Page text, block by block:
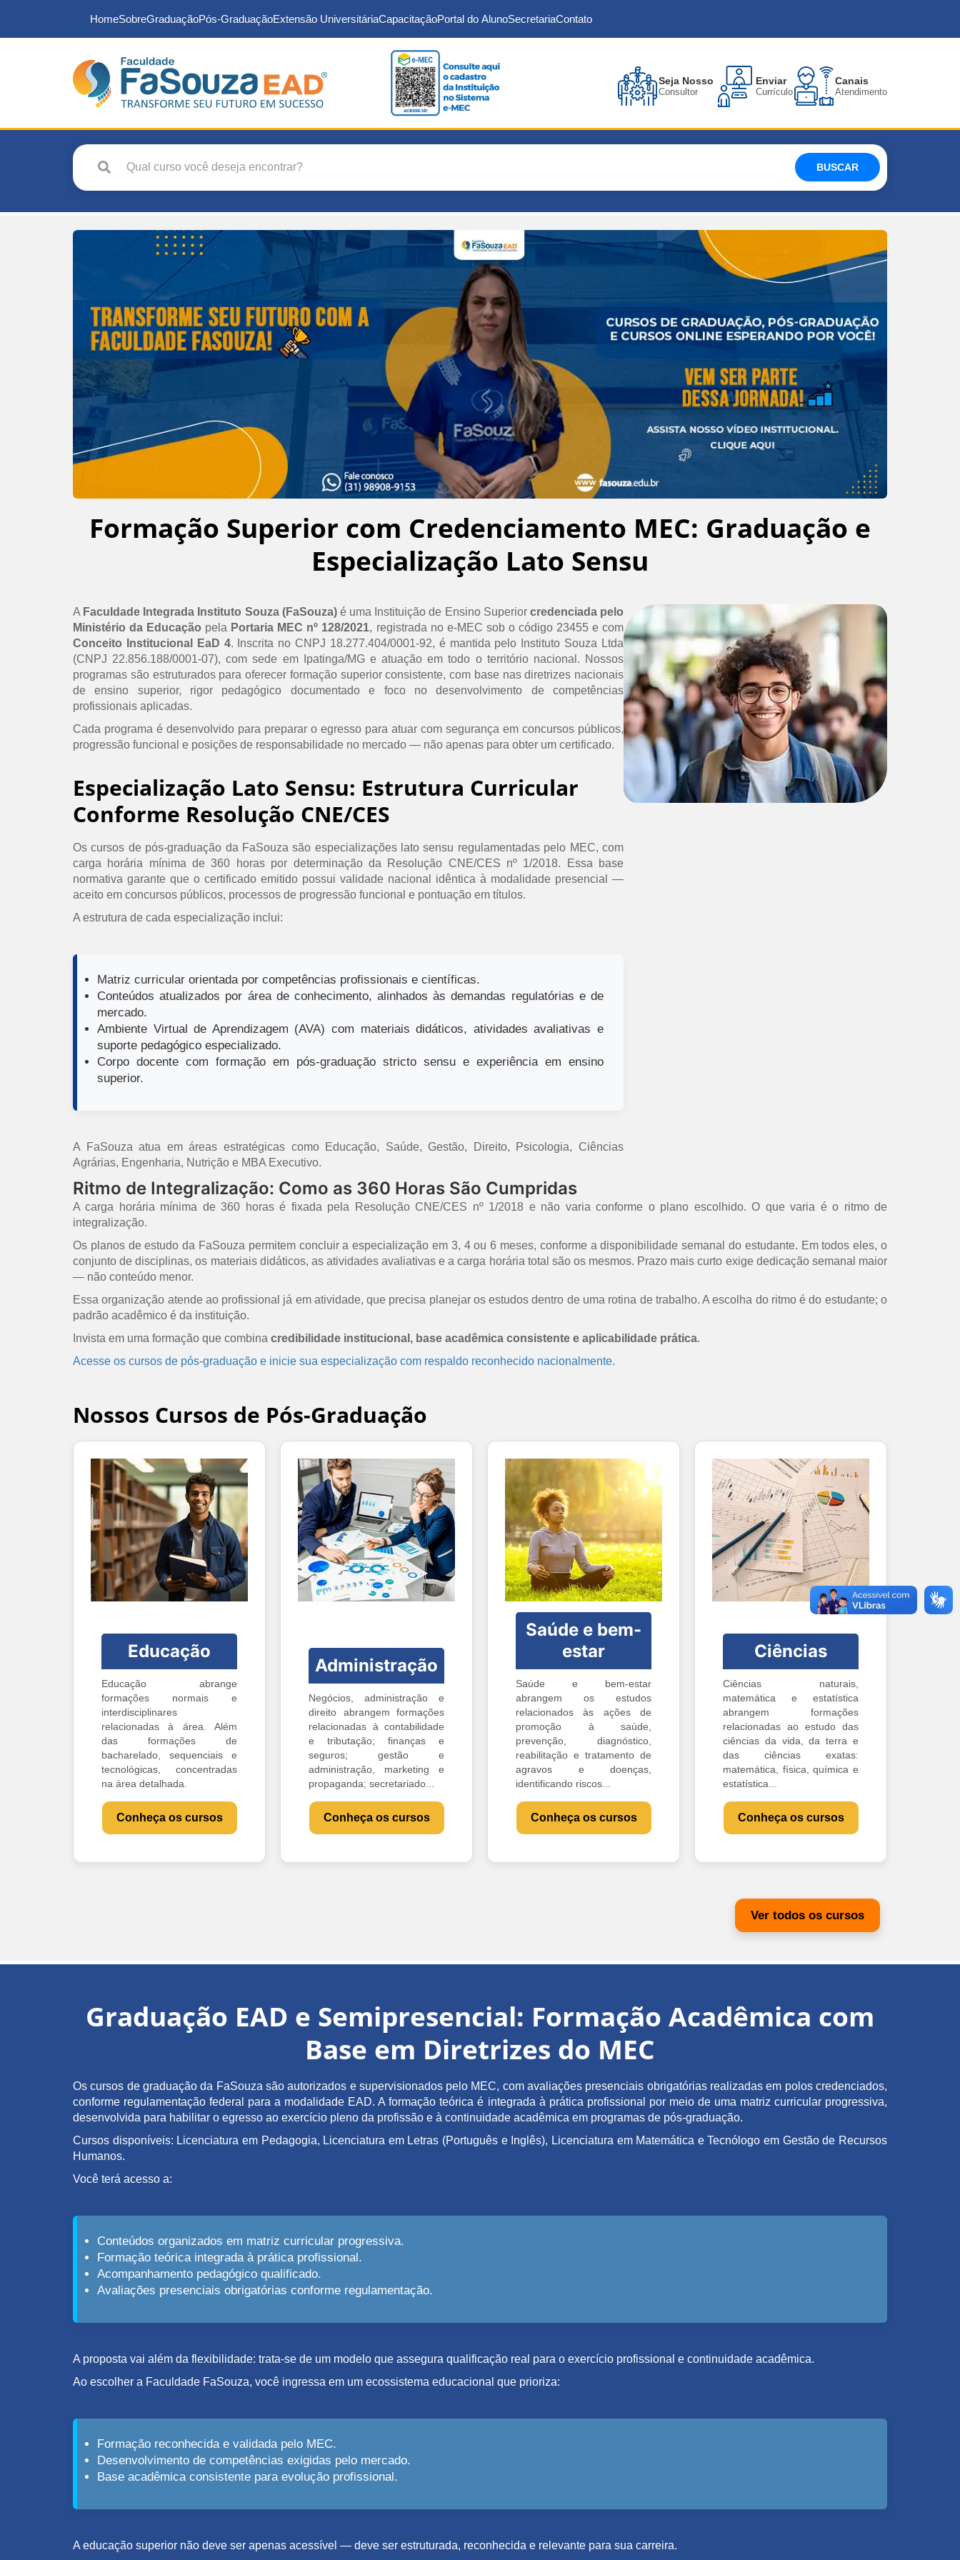
HomeSobreGraduaçãoPós-GraduaçãoExtensão UniversitáriaCapacitaçãoPortal do AlunoSecretariaContato
Seja Nosso
Consultor
Enviar
Currículo
Canais
Atendimento
BUSCAR
Formação Superior com Credenciamento MEC: Graduação e
Especialização Lato Sensu
A Faculdade Integrada Instituto Souza (FaSouza)é uma Instituição de Ensino Superior credenciada pelo
Ministério da Educação pela Portaria MEC nº 128/2021, registrada no e-MEC sob o código 23455 e com
Conceito Institucional EaD 4. Inscrita no CNPJ 18.277.404/0001-92, é mantida pelo Instituto Souza Ltda
(CNPJ 22.856.188/0001-07), com sede em Ipatinga/MG e atuação em todo o território nacional. Nossos
programas são estruturados para oferecer formação superior consistente, com base nas diretrizes nacionais
de ensino superior, rigor pedagógico documentado e foco no desenvolvimento de competências
profissionais aplicadas.
Cada programa é desenvolvido para preparar o egresso para atuar com segurança em concursos públicos,
progressão funcional e posições de responsabilidade no mercado — não apenas para obter um certificado.
Especialização Lato Sensu: Estrutura Curricular
Conforme Resolução CNE/CES
Os cursos de pós-graduação da FaSouza são especializações lato sensu regulamentadas pelo MEC, com
carga horária mínima de 360 horas por determinação da Resolução CNE/CES nº 1/2018. Essa base
normativa garante que o certificado emitido possui validade nacional idêntica à modalidade presencial —
aceito em concursos públicos, processos de progressão funcional e pontuação em títulos.
A estrutura de cada especialização inclui:
Matriz curricular orientada por competências profissionais e científicas.
Conteúdos atualizados por área de conhecimento, alinhados às demandas regulatórias e de
mercado.
Ambiente Virtual de Aprendizagem (AVA) com materiais didáticos, atividades avaliativas e
suporte pedagógico especializado.
Corpo docente com formação em pós-graduação stricto sensu e experiência em ensino
superior.
A FaSouza atua em áreas estratégicas como Educação, Saúde, Gestão, Direito, Psicologia, Ciências
Agrárias, Engenharia, Nutrição e MBA Executivo.
Ritmo de Integralização: Como as 360 Horas São Cumpridas
A carga horária mínima de 360 horas é fixada pela Resolução CNE/CES nº 1/2018 e não varia conforme o plano escolhido. O que varia é o ritmo de
integralização.
Os planos de estudo da FaSouza permitem concluir a especialização em 3, 4 ou 6 meses, conforme a disponibilidade semanal do estudante. Em todos eles, o
conjunto de disciplinas, os materiais didáticos, as atividades avaliativas e a carga horária total são os mesmos. Prazo mais curto exige dedicação semanal maior
— não conteúdo menor.
Essa organização atende ao profissional já em atividade, que precisa planejar os estudos dentro de uma rotina de trabalho. A escolha do ritmo é do estudante; o
padrão acadêmico é da instituição.
Invista em uma formação que combina credibilidade institucional, base acadêmica consistente e aplicabilidade prática.
Acesse os cursos de pós-graduação e inicie sua especialização com respaldo reconhecido nacionalmente.
Nossos Cursos de Pós-Graduação
Educação
Educação abrange
formações normais e
interdisciplinares
relacionadas à área. Além
das formações de
bacharelado, sequenciais e
tecnológicas, concentradas
na área detalhada.
Conheça os cursos
Administração
Negócios, administração e
direito abrangem formações
relacionadas à contabilidade
e tributação; finanças e
seguros; gestão e
administração, marketing e
propaganda; secretariado...
Conheça os cursos
Saúde e bem-
estar
Saúde e bem-estar
abrangem os estudos
relacionados às ações de
promoção à saúde,
prevenção, diagnóstico,
reabilitação e tratamento de
agravos e doenças,
identificando riscos...
Conheça os cursos
Ciências
Ciências naturais,
matemática e estatística
abrangem formações
relacionadas ao estudo das
ciências da vida, da terra e
das ciências exatas:
matemática, física, química e
estatística...
Conheça os cursos
Ver todos os cursos
Graduação EAD e Semipresencial: Formação Acadêmica com
Base em Diretrizes do MEC
Os cursos de graduação da FaSouza são autorizados e supervisionados pelo MEC, com avaliações presenciais obrigatórias realizadas em polos credenciados,
conforme regulamentação federal para a modalidade EAD. A formação teórica é integrada à prática profissional por meio de uma matriz curricular progressiva,
desenvolvida para habilitar o egresso ao exercício pleno da profissão e à continuidade acadêmica em programas de pós-graduação.
Cursos disponíveis: Licenciatura em Pedagogia, Licenciatura em Letras (Português e Inglês), Licenciatura em Matemática e Tecnólogo em Gestão de Recursos
Humanos.
Você terá acesso a:
Conteúdos organizados em matriz curricular progressiva.
Formação teórica integrada à prática profissional.
Acompanhamento pedagógico qualificado.
Avaliações presenciais obrigatórias conforme regulamentação.
A proposta vai além da flexibilidade: trata-se de um modelo que assegura qualificação real para o exercício profissional e continuidade acadêmica.
Ao escolher a Faculdade FaSouza, você ingressa em um ecossistema educacional que prioriza:
Formação reconhecida e validada pelo MEC.
Desenvolvimento de competências exigidas pelo mercado.
Base acadêmica consistente para evolução profissional.
A educação superior não deve ser apenas acessível — deve ser estruturada, reconhecida e relevante para sua carreira.